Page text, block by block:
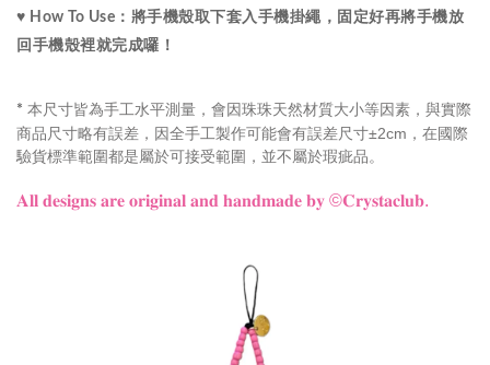
♥ How To Use：將手機殼取下套入手機掛繩，固定好再將手機放
回手機殼裡就完成囉！
* 本尺寸皆為手工水平測量，會因珠珠天然材質大小等因素，與實際
商品尺寸略有誤差，因全手工製作可能會有誤差尺寸±2cm，在國際
驗貨標準範圍都是屬於可接受範圍，並不屬於瑕疵品。
𝐀𝐥𝐥 𝐝𝐞𝐬𝐢𝐠𝐧𝐬 𝐚𝐫𝐞 𝐨𝐫𝐢𝐠𝐢𝐧𝐚𝐥 𝐚𝐧𝐝 𝐡𝐚𝐧𝐝𝐦𝐚𝐝𝐞 𝐛𝐲 ©𝐂𝐫𝐲𝐬𝐭𝐚𝐜𝐥𝐮𝐛.